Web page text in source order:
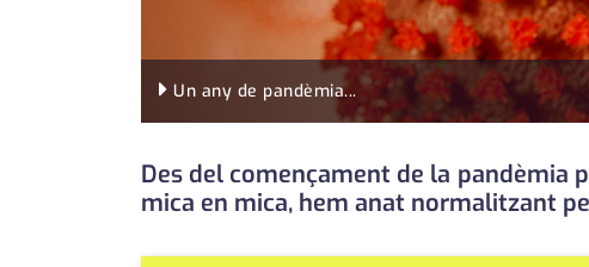
Un any de pandèmia...
Des del començament de la pandèmia
mica en mica, hem anat normalitzant